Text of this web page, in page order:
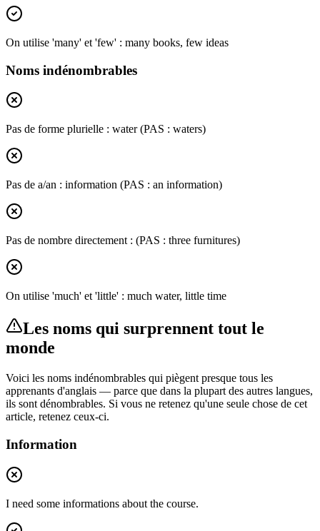
On utilise 'many' et 'few' : many books, few ideas
Noms indénombrables
Pas de forme plurielle : water (PAS : waters)
Pas de a/an : information (PAS : an information)
Pas de nombre directement : (PAS : three furnitures)
On utilise 'much' et 'little' : much water, little time
Les noms qui surprennent tout le
monde
Voici les noms indénombrables qui piègent presque tous les
apprenants d'anglais — parce que dans la plupart des autres langues,
ils sont dénombrables. Si vous ne retenez qu'une seule chose de cet
article, retenez ceux-ci.
Information
I need some informations about the course.